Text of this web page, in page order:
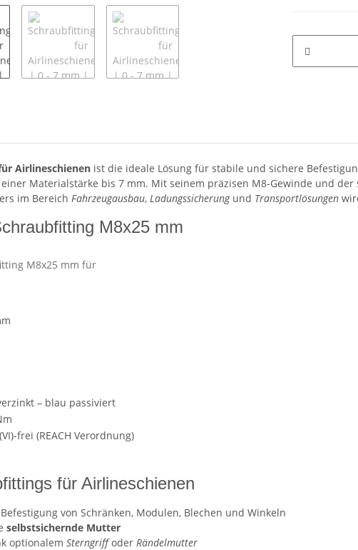
Airlineschienen ist die ideale Lösung für stabile und sichere
Materialstärke bis 7 mm. Mit seinem präzisen M8-Gewinde und
im Bereich Fahrzeugausbau, Ladungssicherungund Transportlösungen
M8x25 mm
M8x25 mm für
– blau passiviert
frei (REACH Verordnung)
für Airlineschienen
von Schränken, Modulen, Blechen und Winkeln
selbstsichernde Mutter
optionalem Sterngriffoder Rändelmutter